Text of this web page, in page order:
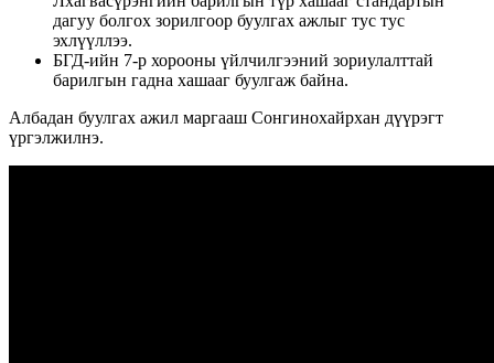
дагуу болгох зорилгоор буулгах ажлыг тус тус
эхлүүллээ.
БГД-ийн 7-р хорооны үйлчилгээний зориулалттай
барилгын гадна хашааг буулгаж байна.
Албадан буулгах ажил маргааш Сонгинохайрхан дүүрэгт
үргэлжилнэ.